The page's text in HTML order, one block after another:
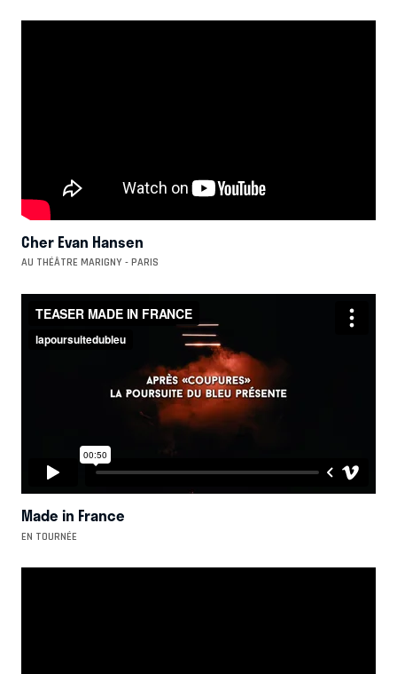
Cher Evan Hansen
AU THÉÂTRE MARIGNY - PARIS
Made in France
EN TOURNÉE